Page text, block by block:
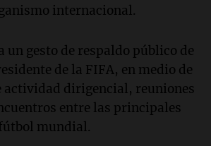
internacional.
un gesto de respaldo público de
de la FIFA, en medio de
actividad dirigencial, reuniones
entre las principales
mundial.